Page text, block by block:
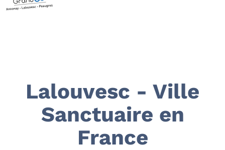
Lalouvesc - Ville
Sanctuaire en
France